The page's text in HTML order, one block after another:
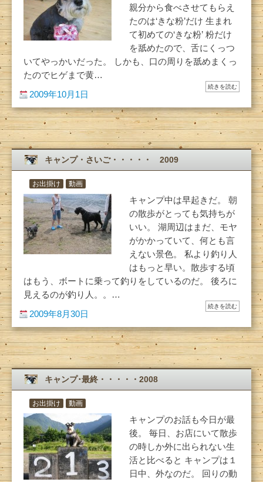
親分から食べさせてもらえ
たのは‘きな粉’だけ 生まれ
て初めての‘きな粉’ 粉だけ
を舐めたので、舌にくっつ
いてやっかいだった。 しかも、口の周りを舐めまくっ
たのでヒゲまで黄…
続きを読む
2009年10月1日
キャンプ・さいご・・・・・ 2009
お出掛け 動画
キャンプ中は早起きだ。 朝
の散歩がとっても気持ちが
いい。 湖周辺はまだ、モヤ
がかかっていて、何とも言
えない景色。 私より釣り人
はもっと早い。散歩する頃
はもう、ボートに乗って釣りをしているのだ。 後ろに
見えるのが釣り人。。…
続きを読む
2009年8月30日
キャンプ･最終・・・・・2008
お出掛け 動画
キャンプのお話も今日が最
後。 毎日、お店にいて散歩
の時しか外に出られない生
活と比べると キャンプは１
日中、外なのだ。 回りの動